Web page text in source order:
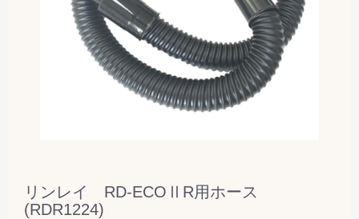
リンレイ RD-ECOⅡR用ホース
(RDR1224)